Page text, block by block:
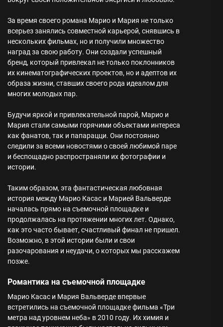
За время своего романа Марио и Мария не только
всерьез занялись совместной карьерой, снявшись в
нескольких фильмах, но и получили множество
наград за свою работу. Они создали успешный
бренд, который привлекал не только поклонников
их кинематографических проектов, но и адептов их
образа жизни, ставших своего рода идеалом для
многих молодых пар.
Будучи яркой и привлекательной парой, Марио и
Мария стали самыми горячими объектами интереса
как фанатов, так и папарацци. Они постоянно
следили за всеми новостями о своей любимой паре
и беспощадно распространяли их фотографии и
истории.
Таким образом, эта фантастическая любовная
история между Марио Касас и Марией Вальверде
началась прямо на съемочной площадке и
продолжалась на протяжении многих лет. Однако,
как это часто бывает, счастливый финал не пришел.
Возможно, в этой истории были и свои
разочарования и неудачи, о которых мы расскажем
позже.
Романтика на съемочной площадке
Марио Касас и Мария Вальверде впервые
встретились на съемочной площадке фильма «Три
метра над уровнем неба» в 2010 году. Их химия и